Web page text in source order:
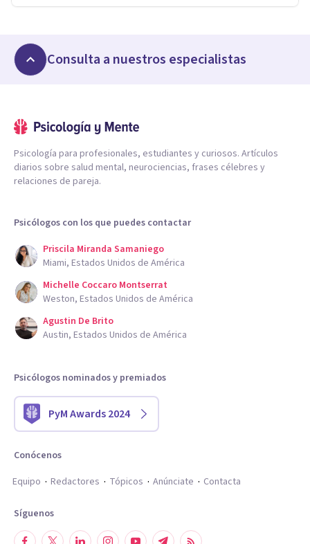
Consulta a nuestros especialistas
Psicología para profesionales, estudiantes y curiosos. Artículos
diarios sobre salud mental, neurociencias, frases célebres y
relaciones de pareja.
Psicólogos con los que puedes contactar
Priscila Miranda Samaniego
Miami, Estados Unidos de América
Michelle Coccaro Montserrat
Weston, Estados Unidos de América
Agustin De Brito
Austin, Estados Unidos de América
Psicólogos nominados y premiados
PyM Awards 2024
Conócenos
Equipo
Redactores Tópicos Anúnciate Contacta
Síguenos